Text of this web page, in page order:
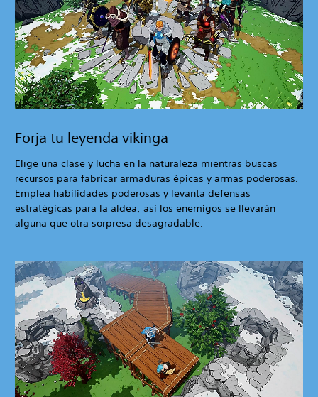
Forja tu leyenda vikinga
Elige una clase y lucha en la naturaleza mientras buscas
recursos para fabricar armaduras épicas y armas poderosas.
Emplea habilidades poderosas y levanta defensas
estratégicas para la aldea; así los enemigos se llevarán
alguna que otra sorpresa desagradable.